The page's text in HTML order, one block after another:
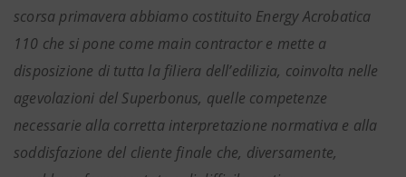
scorsa primavera abbiamo costituito Energy Acrobatica
110 che si pone come main contractor e mette a
disposizione di tutta la filiera dell’edilizia, coinvolta nelle
agevolazioni del Superbonus, quelle competenze
necessarie alla corretta interpretazione normativa e alla
soddisfazione del cliente finale che, diversamente,